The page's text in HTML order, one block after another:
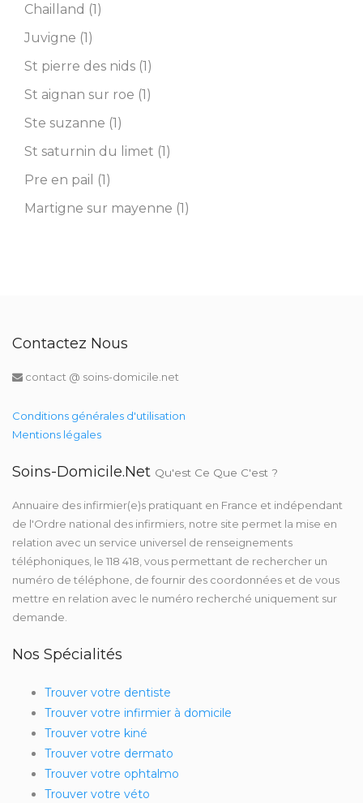
Chailland (1)
Juvigne (1)
St pierre des nids (1)
St aignan sur roe (1)
Ste suzanne (1)
St saturnin du limet (1)
Pre en pail (1)
Martigne sur mayenne (1)
Contactez Nous
contact @ soins-domicile.net
Conditions générales d'utilisation
Mentions légales
Soins-Domicile.net Qu'est Ce Que C'est ?
Annuaire des infirmier(e)s pratiquant en France et indépendant
de l'Ordre national des infirmiers, notre site permet la mise en
relation avec un service universel de renseignements
téléphoniques, le 118 418, vous permettant de rechercher un
numéro de téléphone, de fournir des coordonnées et de vous
mettre en relation avec le numéro recherché uniquement sur
demande.
Nos Spécialités
Trouver votre dentiste
Trouver votre infirmier à domicile
Trouver votre kiné
Trouver votre dermato
Trouver votre ophtalmo
Trouver votre véto